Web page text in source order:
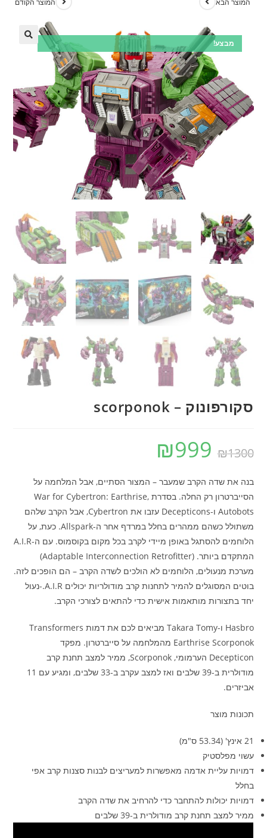
מבצע!
סקורפונוק – scorponok
₪1300
₪999
בנה את שדה הקרב שמעבר – המצור הסתיים, אבל המלחמה על
הסייברטרון רק החלה. בסדרת War for Cybertron: Earthrise,
Autobots ו-Decepticons עזבו את Cybertron, אבל הקרב שלהם
משתולל כשהם ממהרים בחלל במרדף אחר ה-Allspark. כעת, על
הלוחמים להסתגל באופן מיידי לקרב בכל מקום בקוסמוס. עם ה-A.I.R
המתקדם ביותר. (Adaptable Interconnection Retrofitter)
מערכת מנעולים, הלוחמים לא הולכים לשדה הקרב – הם הופכים לזה.
בוטים המסוגלים להמיר לתחנות קרב מודולריות יכולים A.I.R.-נעול
יחד בתצורות מותאמות אישית כדי להתאים לצורכי הקרב.
Hasbro ו-Takara Tomy מביאים לכם את דמות Transformers
Earthrise Scorponok מהמלחמה על סייברטרון. מפקד
Decepticon הערמומי, Scorponok, ממיר למצב תחנת קרב
מודולרית ב-39 שלבים ואז למצב עקרב ב-33 שלבים, ומגיע עם 11
אביזרים.
תכונות מוצר
21 אינץ' (53.34 ס"מ)
עשוי מפלסטיק
דמויות עליית אדמה מאפשרות למעריצים לבנות סצנות קרב אפי
בחלל
דמויות יכולות להתחבר כדי להרחיב את שדה הקרב
ממיר למצב תחנת קרב מודולרית ב-39 שלבים